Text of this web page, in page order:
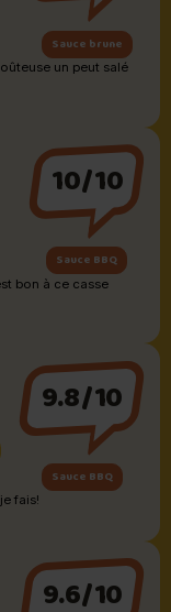
Sauce brune
10/10
Sauce BBQ
bon à ce casse
9.8/10
Sauce BBQ
fais!
9.6/10